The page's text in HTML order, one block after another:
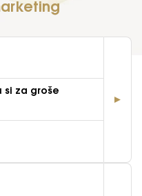
si za groše